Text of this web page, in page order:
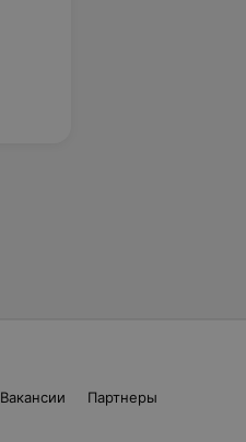
Вакансии
Партнеры